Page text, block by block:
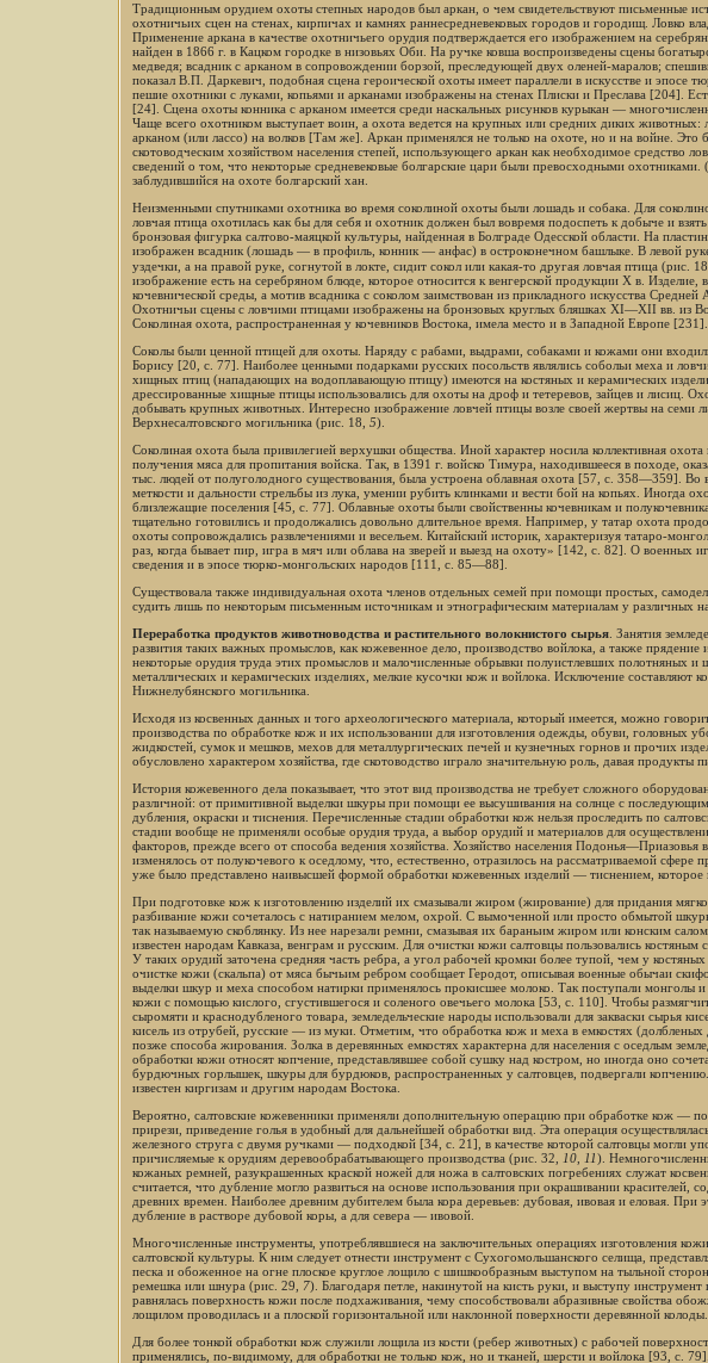
Традиционным орудием охоты степных народов был аркан, о чем свидетельствуют письменные
охотничьих сцен на стенах, кирпичах и камнях раннесредневековых городов и городищ. Ловко
Применение аркана в качестве охотничьего орудия подтверждается его изображением на
найден в 1866 г. в Кацком городке в низовьях Оби. На ручке ковша воспроизведены сцены
медведя; всадник с арканом в сопровождении борзой, преследующей двух оленей-маралов;
показал В.П. Даркевич, подобная сцена героической охоты имеет параллели в искусстве и
пешие охотники с луками, копьями и арканами изображены на стенах Плиски и Преслава [204].
[24]. Сцена охоты конника с арканом имеется среди наскальных рисунков курыкан —
Чаще всего охотником выступает воин, а охота ведется на крупных или средних диких животных:
арканом (или лассо) на волков [Там же]. Аркан применялся не только на охоте, но и на войне. Это
скотоводческим хозяйством населения степей, использующего аркан как необходимое средство
сведений о том, что некоторые средневековые болгарские цари были превосходными
заблудившийся на охоте болгарский хан.
Неизменными спутниками охотника во время соколиной охоты были лошадь и собака. Для
ловчая птица охотилась как бы для себя и охотник должен был вовремя подоспеть к добыче и
бронзовая фигурка салтово-маяцкой культуры, найденная в Болграде Одесской области. На
изображен всадник (лошадь — в профиль, конник — анфас) в остроконечном башлыке. В левой
уздечки, а на правой руке, согнутой в локте, сидит сокол или какая-то другая ловчая птица (рис.
изображение есть на серебряном блюде, которое относится к венгерской продукции X в.
кочевнической среды, а мотив всадника с соколом заимствован из прикладного искусства
Охотничьи сцены с ловчими птицами изображены на бронзовых круглых бляшках XI—XII вв. из
Соколиная охота, распространенная у кочевников Востока, имела место и в Западной Европе [231].
Соколы были ценной птицей для охоты. Наряду с рабами, выдрами, собаками и кожами они
Борису [20, с. 77]. Наиболее ценными подарками русских посольств являлись собольи меха и
хищных птиц (нападающих на водоплавающую птицу) имеются на костяных и керамических
дрессированные хищные птицы использовались для охоты на дроф и тетеревов, зайцев и лисиц.
добывать крупных животных. Интересно изображение ловчей птицы возле своей жертвы на семи
Верхнесалтовского могильника (рис. 18, 5).
Соколиная охота была привилегией верхушки общества. Иной характер носила коллективная охота
получения мяса для пропитания войска. Так, в 1391 г. войско Тимура, находившееся в походе,
тыс. людей от полуголодного существования, была устроена облавная охота [57, с. 358—359]. Во
меткости и дальности стрельбы из лука, умении рубить клинками и вести бой на копьях. Иногда
близлежащие поселения [45, с. 77]. Облавные охоты были свойственны кочевникам и
тщательно готовились и продолжались довольно длительное время. Например, у татар охота
охоты сопровождались развлечениями и весельем. Китайский историк, характеризуя татаро-
раз, когда бывает пир, игра в мяч или облава на зверей и выезд на охоту» [142, с. 82]. О военных
сведения и в эпосе тюрко-монгольских народов [111, с. 85—88].
Существовала также индивидуальная охота членов отдельных семей при помощи простых,
судить лишь по некоторым письменным источникам и этнографическим материалам у различных
Переработка продуктов животноводства и растительного волокнистого сырья. Занятия
развития таких важных промыслов, как кожевенное дело, производство войлока, а также
некоторые орудия труда этих промыслов и малочисленные обрывки полуистлевших полотняных и
металлических и керамических изделиях, мелкие кусочки кож и войлока. Исключение составляют
Нижнелубянского могильника.
Исходя из косвенных данных и того археологического материала, который имеется, можно
производства по обработке кож и их использовании для изготовления одежды, обуви, головных
жидкостей, сумок и мешков, мехов для металлургических печей и кузнечных горнов и прочих
обусловлено характером хозяйства, где скотоводство играло значительную роль, давая продукты
История кожевенного дела показывает, что этот вид производства не требует сложного
различной: от примитивной выделки шкуры при помощи ее высушивания на солнце с
дубления, окраски и тиснения. Перечисленные стадии обработки кож нельзя проследить по
стадии вообще не применяли особые орудия труда, а выбор орудий и материалов для
факторов, прежде всего от способа ведения хозяйства. Хозяйство населения Подонья—Приазовья
изменялось от полукочевого к оседлому, что, естественно, отразилось на рассматриваемой сфере
уже было представлено наивысшей формой обработки кожевенных изделий — тиснением, которое
При подготовке кож к изготовлению изделий их смазывали жиром (жирование) для придания
разбивание кожи сочеталось с натиранием мелом, охрой. С вымоченной или просто обмытой
так называемую скоблянку. Из нее нарезали ремни, смазывая их бараньим жиром или конским
известен народам Кавказа, венграм и русским. Для очистки кожи салтовцы пользовались
У таких орудий заточена средняя часть ребра, а угол рабочей кромки более тупой, чем у
очистке кожи (скальпа) от мяса бычьим ребром сообщает Геродот, описывая военные обычаи
выделки шкур и меха способом натирки применялось прокисшее молоко. Так поступали монголы
кожи с помощью кислого, сгустившегося и соленого овечьего молока [53, с. 110]. Чтобы
сыромяти и краснодубленого товара, земледельческие народы использовали для закваски сырья
кисель из отрубей, русские — из муки. Отметим, что обработка кож и меха в емкостях
позже способа жирования. Золка в деревянных емкостях характерна для населения с оседлым
обработки кожи относят копчение, представлявшее собой сушку над костром, но иногда оно
бурдючных горлышек, шкуры для бурдюков, распространенных у салтовцев, подвергали
известен киргизам и другим народам Востока.
Вероятно, салтовские кожевенники применяли дополнительную операцию при обработке кож —
прирези, приведение голья в удобный для дальнейшей обработки вид. Эта операция
железного струга с двумя ручками — подходкой [34, с. 21], в качестве которой салтовцы могли
причисляемые к орудиям деревообрабатывающего производства (рис. 32,
10, 11).
кожаных ремней, разукрашенных краской ножей для ножа в салтовских погребениях служат
считается, что дубление могло развиться на основе использования при окрашивании красителей,
древних времен. Наиболее древним дубителем была кора деревьев: дубовая, ивовая и еловая.
дубление в растворе дубовой коры, а для севера — ивовой.
Многочисленные инструменты, употреблявшиеся на заключительных операциях изготовления
салтовской культуры. К ним следует отнести инструмент с Сухогомольшанского селища,
песка и обоженное на огне плоское круглое лощило с шишкообразным выступом на тыльной
ремешка или шнура (рис. 29,
7). Благодаря петле, накинутой на кисть руки, и выступу
равнялась поверхность кожи после подхаживания, чему способствовали абразивные свойства
лощилом проводилась и а плоской горизонтальной или наклонной поверхности деревянной колоды.
Для более тонкой обработки кож служили лощила из кости (ребер животных) с рабочей
применялись, по-видимому, для обработки не только кож, но и тканей, шерсти и войлока [93, с.